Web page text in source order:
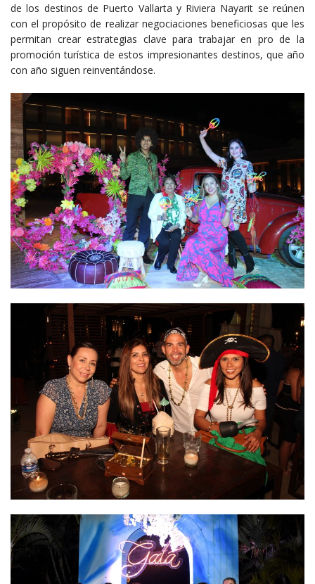
de los destinos de Puerto Vallarta y Riviera Nayarit se reúnen
con el propósito de realizar negociaciones beneficiosas que les
permitan crear estrategias clave para trabajar en pro de la
promoción turística de estos impresionantes destinos, que año
con año siguen reinventándose.